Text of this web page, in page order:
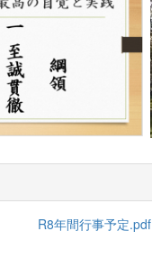
R8年間行事予定.pdf